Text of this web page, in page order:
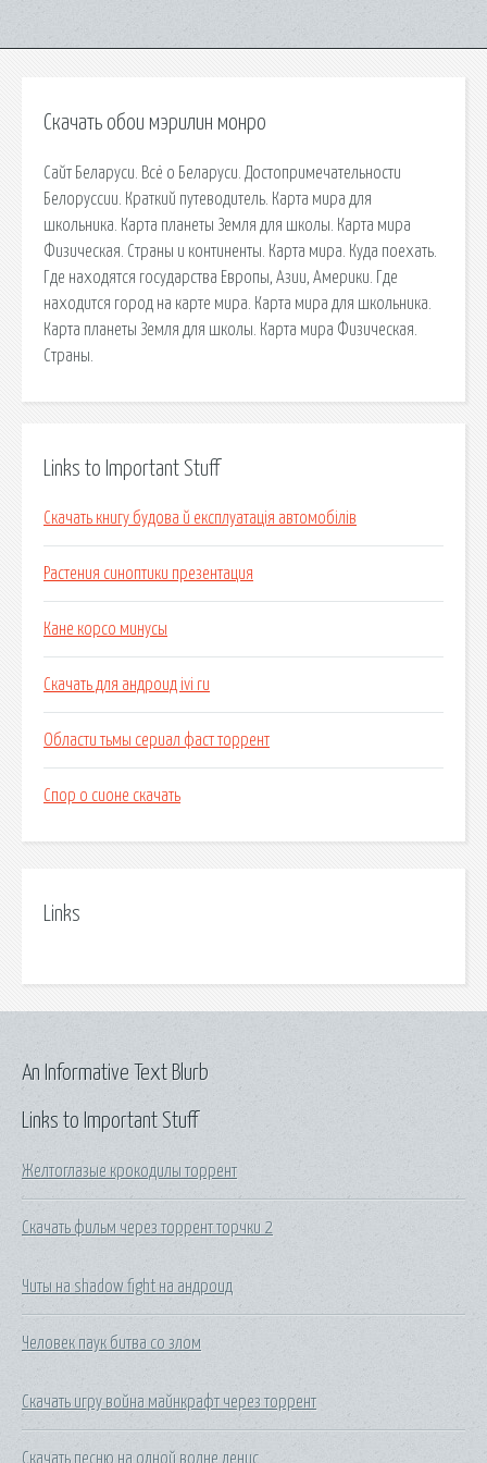
Скачать обои мэрилин монро
Сайт Беларуси. Всё о Беларуси. Достопримечательности
Белоруссии. Краткий путеводитель. Карта мира для
школьника. Карта планеты Земля для школы. Карта мира
Физическая. Страны и континенты. Карта мира. Куда поехать.
Где находятся государства Европы, Азии, Америки. Где
находится город на карте мира. Карта мира для школьника.
Карта планеты Земля для школы. Карта мира Физическая.
Страны.
Links to Important Stuff
Скачать книгу будова й експлуатація автомобілів
Растения синоптики презентация
Кане корсо минусы
Скачать для андроид ivi ru
Области тьмы сериал фаст торрент
Спор о сионе скачать
Links
Links to Important Stuff
Желтоглазые крокодилы торрент
Скачать фильм через торрент торчки 2
Читы на shadow fight на андроид
Человек паук битва со злом
Скачать игру война майнкрафт через торрент
Скачать песню на одной волне денис
An Informative Text Blurb